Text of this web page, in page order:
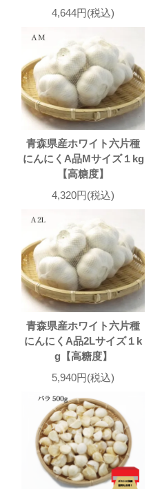
4,644円(税込)
青森県産ホワイト六片種
にんにくA品Mサイズ１kg
【高糖度】
4,320円(税込)
青森県産ホワイト六片種
にんにくA品2Lサイズ１k
g【高糖度】
5,940円(税込)